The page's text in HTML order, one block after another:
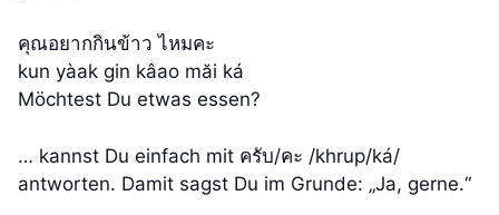
คุณอยากกินข้าว ไหมคะ
kun yàak gin kâao măi ká
Möchtest Du etwas essen?
… kannst Du einfach mit ครับ/คะ /khrup/ká/
antworten. Damit sagst Du im Grunde: „Ja, gerne.“